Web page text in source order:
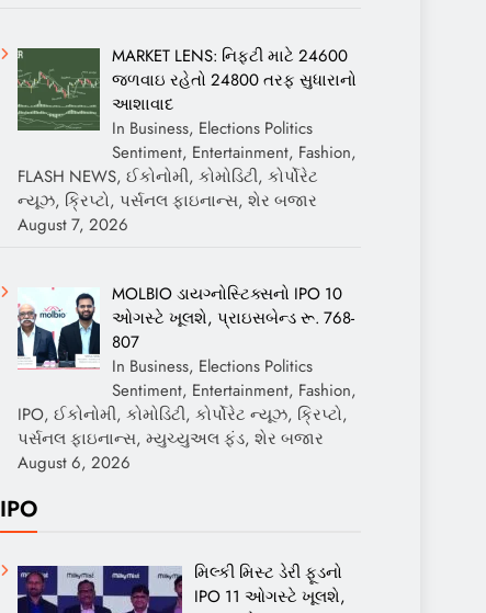
MARKET LENS: નિફ્ટી માટે 24600
જળવાઇ રહેતો 24800 તરફ સુધારાનો
આશાવાદ
In Business, Elections Politics
Sentiment, Entertainment, Fashion,
FLASH NEWS, ઈકોનોમી, કોમોડિટી, કોર્પોરેટ
ન્યૂઝ, ક્રિપ્ટો, પર્સનલ ફાઇનાન્સ, શેર બજાર
August 7, 2026
MOLBIO ડાયગ્નોસ્ટિક્સનો IPO 10
ઓગસ્ટે ખૂલશે, પ્રાઇસબેન્ડ રૂ. 768-
807
In Business, Elections Politics
Sentiment, Entertainment, Fashion,
IPO, ઈકોનોમી, કોમોડિટી, કોર્પોરેટ ન્યૂઝ, ક્રિપ્ટો,
પર્સનલ ફાઇનાન્સ, મ્યુચ્યુઅલ ફંડ, શેર બજાર
August 6, 2026
IPO
મિલ્કી મિસ્ટ ડેરી ફૂડનો
IPO 11 ઓગસ્ટે ખૂલશે,